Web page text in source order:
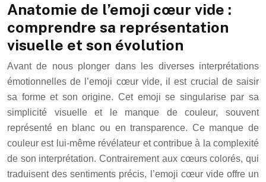
Anatomie de l’emoji cœur vide :
comprendre sa représentation
visuelle et son évolution
Avant de nous plonger dans les diverses interprétations
émotionnelles de l’emoji cœur vide, il est crucial de saisir
sa forme et son origine. Cet emoji se singularise par sa
simplicité visuelle et le manque de couleur, souvent
représenté en blanc ou en transparence. Ce manque de
couleur est lui-même révélateur et contribue à la complexité
de son interprétation. Contrairement aux cœurs colorés, qui
traduisent des sentiments précis, l’emoji cœur vide offre un